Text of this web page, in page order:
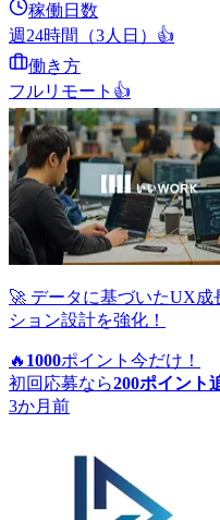
稼働日数
週24時間（3人日） 👍
働き方
フルリモート 👍
🚀 データに基づいたUX
ション設計を強化！
🔥 1000ポイント 今だけ！
初回応募なら200ポイント
3か月前